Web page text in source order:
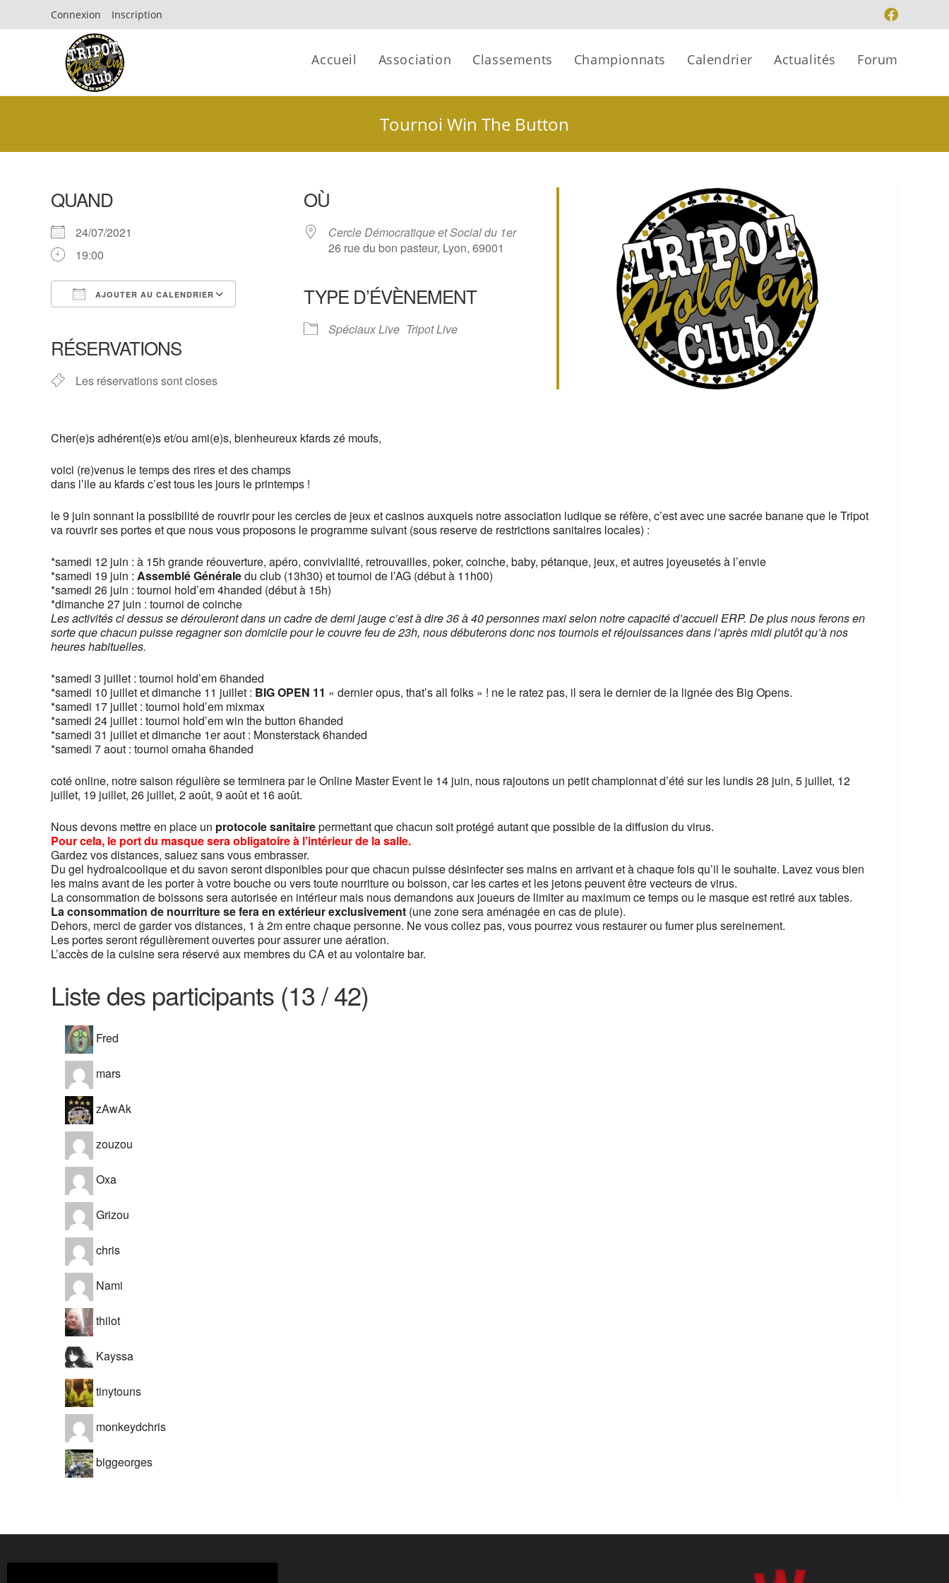
Connexion Inscription
Accueil Association Classements Championnats Calendrier Actualités Forum
Tournoi Win The Button
QUAND
24/07/2021
19:00
AJOUTER AU CALENDRIER
Calendrier Google Office 365 Outlook Live
RÉSERVATIONS
Les réservations sont closes
OÙ
Cercle Démocratique et Social du 1er
26 rue du bon pasteur, Lyon, 69001
TYPE D’ÉVÈNEMENT
Spéciaux Live Tripot Live
Cher(e)s adhérent(e)s et/ou ami(e)s, bienheureux kfards zé moufs,
voici (re)venus le temps des rires et des champs
dans l’ile au kfards c’est tous les jours le printemps !
le 9 juin sonnant la possibilité de rouvrir pour les cercles de jeux et casinos auxquels notre association ludique se réfère, c’est avec une sacrée banane que le Tripot
va rouvrir ses portes et que nous vous proposons le programme suivant (sous reserve de restrictions sanitaires locales) :
*samedi 12 juin : à 15h grande réouverture, apéro, convivialité, retrouvailles, poker, coinche, baby, pétanque, jeux, et autres joyeusetés à l’envie
*samedi 19 juin : Assemblé Généraledu club (13h30) et tournoi de l’AG (début à 11h00)
*samedi 26 juin : tournoi hold’em 4handed (début à 15h)
*dimanche 27 juin : tournoi de coinche
Les activités ci dessus se dérouleront dans un cadre de demi jauge c’est à dire 36 à 40 personnes maxi selon notre capacité d’accueil ERP. De plus nous ferons en
sorte que chacun puisse regagner son domicile pour le couvre feu de 23h, nous débuterons donc nos tournois et réjouissances dans l’après midi plutôt qu’à nos
heures habituelles.
*samedi 3 juillet : tournoi hold’em 6handed
*samedi 10 juillet et dimanche 11 juillet : BIG OPEN 11 « dernier opus, that’s all folks » ! ne le ratez pas, il sera le dernier de la lignée des Big Opens.
*samedi 17 juillet : tournoi hold’em mixmax
*samedi 24 juillet : tournoi hold’em win the button 6handed
*samedi 31 juillet et dimanche 1er aout : Monsterstack 6handed
*samedi 7 aout : tournoi omaha 6handed
coté online, notre saison régulière se terminera par le Online Master Event le 14 juin, nous rajoutons un petit championnat d’été sur les lundis 28 juin, 5 juillet, 12
juillet, 19 juillet, 26 juillet, 2 août, 9 août et 16 août.
Nous devons mettre en place un protocole sanitairepermettant que chacun soit protégé autant que possible de la diffusion du virus.
Pour cela, le port du masque sera obligatoire à l’intérieur de la salle.
Gardez vos distances, saluez sans vous embrasser.
Du gel hydroalcoolique et du savon seront disponibles pour que chacun puisse désinfecter ses mains en arrivant et à chaque fois qu’il le souhaite. Lavez vous bien
les mains avant de les porter à votre bouche ou vers toute nourriture ou boisson, car les cartes et les jetons peuvent être vecteurs de virus.
La consommation de boissons sera autorisée en intérieur mais nous demandons aux joueurs de limiter au maximum ce temps ou le masque est retiré aux tables.
La consommation de nourriture se fera en extérieur exclusivement (une zone sera aménagée en cas de pluie).
Dehors, merci de garder vos distances, 1 à 2m entre chaque personne. Ne vous collez pas, vous pourrez vous restaurer ou fumer plus sereinement.
Les portes seront régulièrement ouvertes pour assurer une aération.
L’accès de la cuisine sera réservé aux membres du CA et au volontaire bar.
Liste des participants (13 / 42)
Fred
mars
zAwAk
zouzou
Oxa
Grizou
chris
Nami
thilot
Kayssa
tinytouns
monkeydchris
biggeorges